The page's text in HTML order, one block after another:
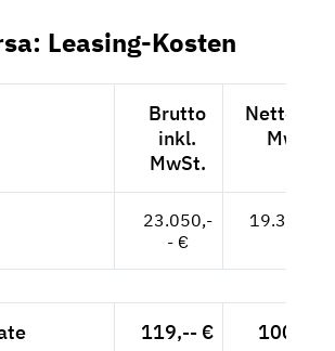
Leasing-Kosten
Brutto
inkl.
MwSt.
Netto
MwSt.
23.050,-
- €
19.370,--
119,-- € 100,-- €